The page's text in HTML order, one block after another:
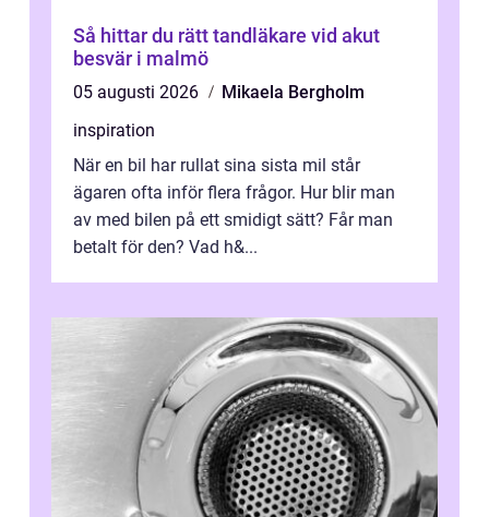
Så hittar du rätt tandläkare vid akut
besvär i malmö
05 augusti 2026
Mikaela Bergholm
inspiration
När en bil har rullat sina sista mil står
ägaren ofta inför flera frågor. Hur blir man
av med bilen på ett smidigt sätt? Får man
betalt för den? Vad h&...